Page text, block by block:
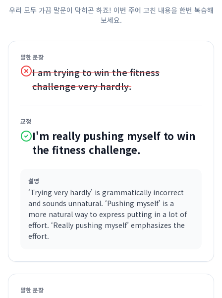
우리 모두 가끔 말문이 막히곤 하죠! 이번 주에 고친 내용을 한번 복습해
보세요.
말한 문장
I am trying to win the fitness
challenge very hardly.
교정
I'm really pushing myself to win
the fitness challenge.
설명
‘Trying very hardly’ is grammatically incorrect
and sounds unnatural. ‘Pushing myself’ is a
more natural way to express putting in a lot of
effort. ‘Really pushing myself’ emphasizes the
effort.
말한 문장